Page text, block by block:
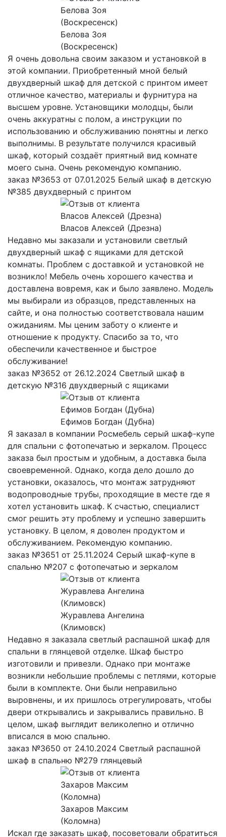
Белова Зоя
(Воскресенск)
Я очень довольна своим заказом и установкой в
этой компании. Приобретенный мной белый
двухдверный шкаф для детской с принтом имеет
отличное качество, материалы и фурнитура на
высшем уровне. Установщики молодцы, были
очень аккуратны с полом, а инструкции по
использованию и обслуживанию понятны и легко
выполнимы. В результате получился красивый
шкаф, который создаёт приятный вид комнате
моего сына. Очень рекомендую компанию.
заказ №3653 от 07.01.2025 Белый шкаф в детскую
№385 двухдверный с принтом
Власов Алексей (Дрезна)
Недавно мы заказали и установили светлый
двухдверный шкаф с ящиками для детской
комнаты. Проблем с доставкой и установкой не
возникло! Мебель очень хорошего качества и
доставлена вовремя, как и было заявлено. Модель
мы выбирали из образцов, представленных на
сайте, и она полностью соответствовала нашим
ожиданиям. Мы ценим заботу о клиенте и
отношение к продукту. Спасибо за то, что
обеспечили качественное и быстрое
обслуживание!
заказ №3652 от 26.12.2024 Светлый шкаф в
детскую №316 двухдверный с ящиками
Ефимов Богдан (Дубна)
Я заказал в компании Росмебель серый шкаф-купе
для спальни с фотопечатью и зеркалом. Процесс
заказа был простым и удобным, а доставка была
своевременной. Однако, когда дело дошло до
установки, оказалось, что монтаж затрудняют
водопроводные трубы, проходящие в месте где я
хотел установить шкаф. К счастью, специалист
смог решить эту проблему и успешно завершить
установку. В целом, я доволен продуктом и
обслуживанием. Рекомендую компанию.
заказ №3651 от 25.11.2024 Серый шкаф-купе в
спальню №207 с фотопечатью и зеркалом
Журавлева Ангелина
(Климовск)
Недавно я заказала светлый распашной шкаф для
спальни в глянцевой отделке. Шкаф быстро
изготовили и привезли. Однако при монтаже
возникли небольшие проблемы с петлями, которые
были в комплекте. Они были неправильно
выровнены, и их пришлось отрегулировать, чтобы
двери открывались и закрывались правильно. В
целом, шкаф выглядит великолепно и отлично
вписался в мою спальню.
заказ №3650 от 24.10.2024 Светлый распашной
шкаф в спальню №279 глянцевый
Захаров Максим
(Коломна)
Искал где заказать шкаф, посоветовали обратиться